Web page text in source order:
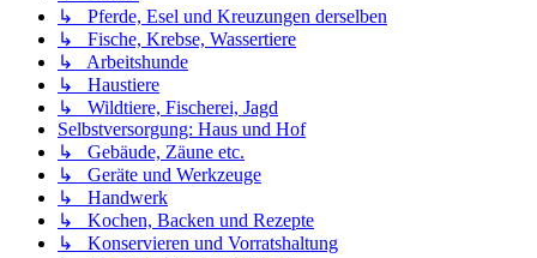
↳ Pferde, Esel und Kreuzungen derselben
↳ Fische, Krebse, Wassertiere
↳ Arbeitshunde
↳ Haustiere
↳ Wildtiere, Fischerei, Jagd
Selbstversorgung: Haus und Hof
↳ Gebäude, Zäune etc.
↳ Geräte und Werkzeuge
↳ Handwerk
↳ Kochen, Backen und Rezepte
↳ Konservieren und Vorratshaltung